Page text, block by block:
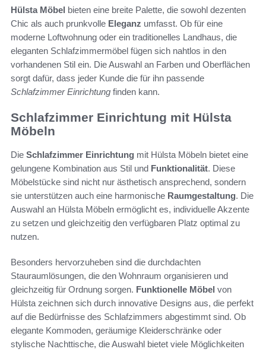
Hülsta Möbel bieten eine breite Palette, die sowohl dezenten
Chic als auch prunkvolle Eleganz umfasst. Ob für eine
moderne Loftwohnung oder ein traditionelles Landhaus, die
eleganten Schlafzimmermöbel fügen sich nahtlos in den
vorhandenen Stil ein. Die Auswahl an Farben und Oberflächen
sorgt dafür, dass jeder Kunde die für ihn passende
Schlafzimmer Einrichtung finden kann.
Schlafzimmer Einrichtung mit Hülsta
Möbeln
Die Schlafzimmer Einrichtung mit Hülsta Möbeln bietet eine
gelungene Kombination aus Stil und Funktionalität. Diese
Möbelstücke sind nicht nur ästhetisch ansprechend, sondern
sie unterstützen auch eine harmonische Raumgestaltung. Die
Auswahl an Hülsta Möbeln ermöglicht es, individuelle Akzente
zu setzen und gleichzeitig den verfügbaren Platz optimal zu
nutzen.
Besonders hervorzuheben sind die durchdachten
Stauraumlösungen, die den Wohnraum organisieren und
gleichzeitig für Ordnung sorgen. Funktionelle Möbel von
Hülsta zeichnen sich durch innovative Designs aus, die perfekt
auf die Bedürfnisse des Schlafzimmers abgestimmt sind. Ob
elegante Kommoden, geräumige Kleiderschränke oder
stylische Nachttische, die Auswahl bietet viele Möglichkeiten